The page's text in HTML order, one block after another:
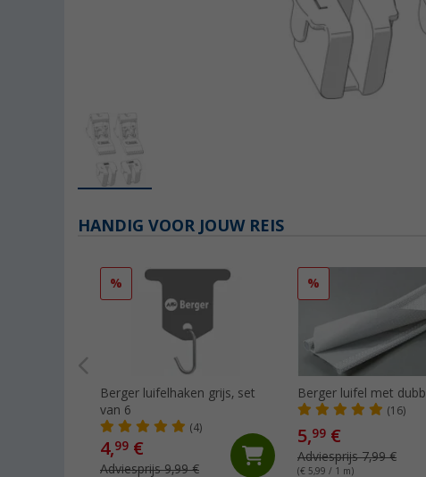
HANDIG VOOR JOUW REIS
%
Berger luifelhaken grijs, set
van 6
(4)
4,99 €
Adviesprijs 9,99 €
%
Berger luifel met
(16)
5,99 €
Adviesprijs 7,99 €
(€ 5,99 / 1 m)